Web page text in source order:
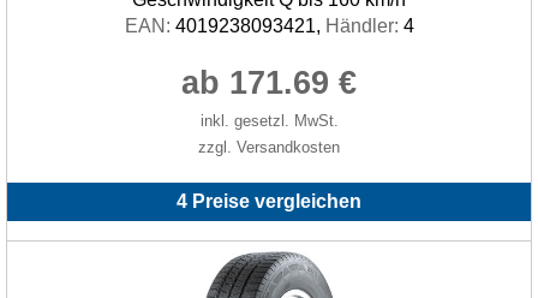
EAN: 4019238093421, Händler: 4
ab 171.69 €
inkl. gesetzl. MwSt.
zzgl. Versandkosten
4 Preise vergleichen